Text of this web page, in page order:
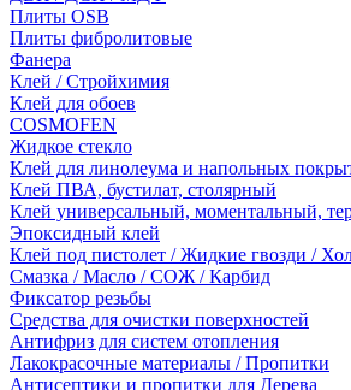
Плиты OSB
Плиты фибролитовые
Фанера
Клей / Стройхимия
Клей для обоев
COSMOFEN
Жидкое стекло
Клей для линолеума и напольных
Клей ПВА, бустилат, столярный
Клей универсальный, моментальный,
Эпоксидный клей
Клей под пистолет / Жидкие гвозди /
Смазка / Масло / СОЖ / Карбид
Фиксатор резьбы
Средства для очистки поверхностей
Антифриз для систем отопления
Лакокрасочные материалы / Пропитки
Антисептики и пропитки для Дерева